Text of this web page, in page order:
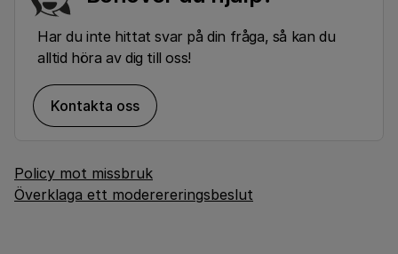
Har du inte hittat svar på din fråga, så kan du
alltid höra av dig till oss!
Kontakta oss
Policy mot missbruk
Överklaga ett moderereringsbeslut